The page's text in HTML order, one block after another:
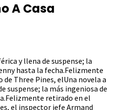
A Casa
y llena de suspense; la
hasta la fecha.Felizmente
Three Pines, elUna novela a
suspense; la más ingeniosa de
retirado en el
el inspector jefe Armand